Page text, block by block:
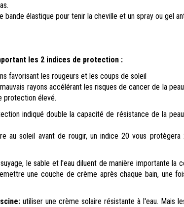
bande élastique pour tenir la cheville et un spray ou gel
les 2 indices de protection :
favorisant les rougeurs et les coups de soleil
rayons accélérant les risques de cancer de la
protection élevé.
indiqué double la capacité de résistance de la
au soleil avant de rougir, un indice 20 vous
le sable et l'eau diluent de manière importante la
une couche de crème après chaque bain, une
utiliser une crème solaire résistante à l'eau. Mais